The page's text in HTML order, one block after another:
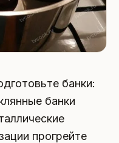
банки:
банки
прогрейте